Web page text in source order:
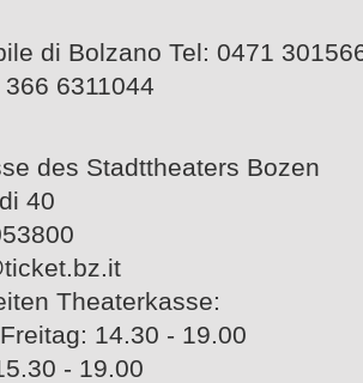
di Bolzano Tel: 0471
6311044
des Stadttheaters Bozen
40
Theaterkasse:
14.30 - 19.00
- 19.00